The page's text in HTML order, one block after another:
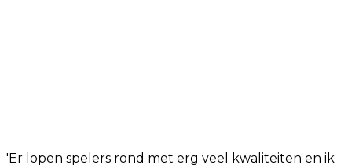
'Er lopen spelers rond met erg veel kwaliteiten en ik